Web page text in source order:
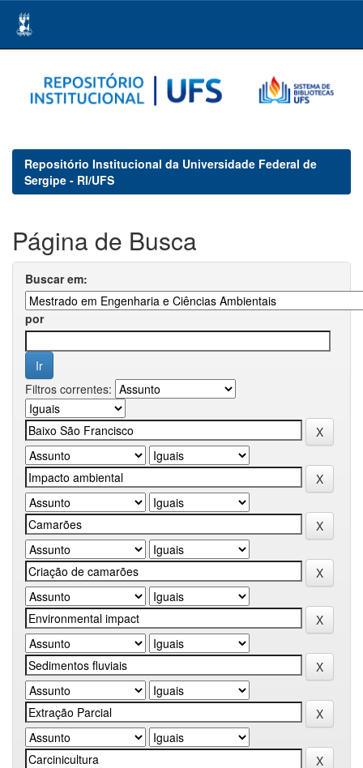
navigation
Repositório Institucional da Universidade Federal de
Sergipe - RI/UFS
Página de Busca
Buscar em:
por
Filtros correntes: